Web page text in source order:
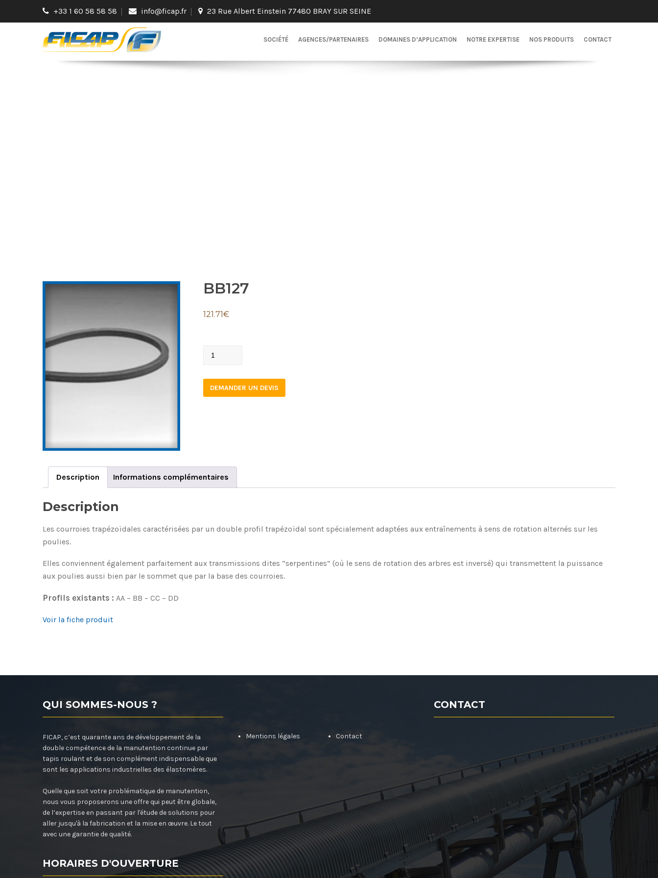
+33 1 60 58 58 58 info@ficap.fr 23 Rue Albert Einstein 77480 BRAY SUR SEINE
SOCIÉTÉ AGENCES/PARTENAIRES DOMAINES D’APPLICATION NOTRE EXPERTISE NOS PRODUITS CONTACT
BB127
121.71€
BB127
DEMANDER UN DEVIS
Description Informations complémentaires
Description
Les courroies trapézoïdales caractérisées par un double profil trapézoïdal sont spécialement adaptées aux entraînements à sens de rotation alternés sur les
poulies.
Elles conviennent également parfaitement aux transmissions dites “serpentines” (où le sens de rotation des arbres est inversé) qui transmettent la puissance
aux poulies aussi bien par le sommet que par la base des courroies.
Profils existants : AA – BB – CC – DD
Voir la fiche produit
QUI SOMMES-NOUS ?
FICAP, c’est quarante ans de développement de la
double compétence de la manutention continue par
tapis roulant et de son complément indispensable que
sont les applications industrielles des élastomères.
Quelle que soit votre problématique de manutention,
nous vous proposerons une offre qui peut être globale,
de l’expertise en passant par l'étude de solutions pour
aller jusqu'à la fabrication et la mise en œuvre. Le tout
avec une garantie de qualité.
HORAIRES D'OUVERTURE
Mentions légales Contact
CONTACT